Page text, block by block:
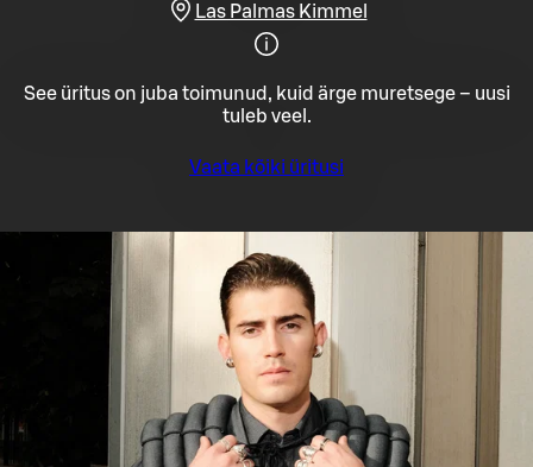
Las Palmas Kimmel
See üritus on juba toimunud, kuid ärge muretsege – uusi
tuleb veel.
Vaata kõiki üritusi